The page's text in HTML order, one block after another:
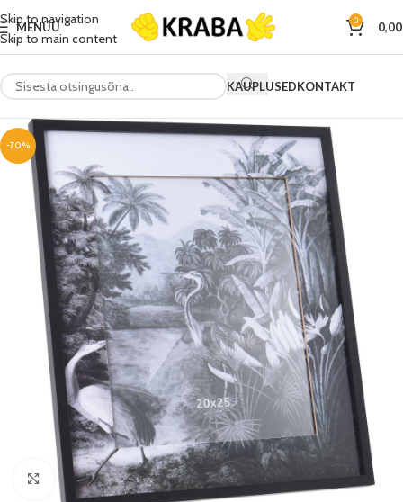
Skip to navigation
Skip to main content
MENÜÜ 0
KAUPLUSEDKONTAKT
-70%
Vaata pilti